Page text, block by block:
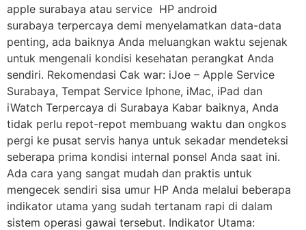
apple surabaya atau service HP android
surabaya terpercaya demi menyelamatkan data-data
penting, ada baiknya Anda meluangkan waktu sejenak
untuk mengenali kondisi kesehatan perangkat Anda
sendiri. Rekomendasi Cak war: iJoe – Apple Service
Surabaya, Tempat Service Iphone, iMac, iPad dan
iWatch Terpercaya di Surabaya Kabar baiknya, Anda
tidak perlu repot-repot membuang waktu dan ongkos
pergi ke pusat servis hanya untuk sekadar mendeteksi
seberapa prima kondisi internal ponsel Anda saat ini.
Ada cara yang sangat mudah dan praktis untuk
mengecek sendiri sisa umur HP Anda melalui beberapa
indikator utama yang sudah tertanam rapi di dalam
sistem operasi gawai tersebut. Indikator Utama: